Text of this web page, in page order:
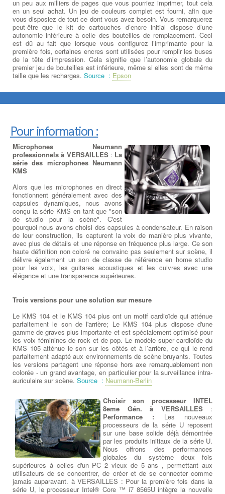
un peu aux milliers de pages que vous pourriez imprimer, tout cela
en un seul achat. Un jeu de couleurs complet est fourni, afin que
vous disposiez de tout ce dont vous avez besoin. Vous remarquerez
peut-être que le kit de cartouches d’encre initial dispose d’une
autonomie inférieure à celle des bouteilles de remplacement. Ceci
est dû au fait que lorsque vous configurez l’imprimante pour la
première fois, certaines encres sont utilisées pour remplir les buses
de la tête d’impression. Cela signifie que l’autonomie globale du
premier jeu de bouteilles est inférieure, même si elles sont de même
taille que les recharges. Source : Epson
Pour information :
Microphones Neumann
professionnels à VERSAILLES: La
série des microphones Neumann
KMS
Alors que les microphones en direct
fonctionnent généralement avec des
capsules dynamiques, nous avons
conçu la série KMS en tant que "son
de studio pour la scène". C'est
pourquoi nous avons choisi des capsules à condensateur. En raison
de leur construction, ils capturent la voix de manière plus vivante,
avec plus de détails et une réponse en fréquence plus large. Ce son
haute définition non coloré ne convainc pas seulement sur scène, il
délivre également un son de classe de référence en home studio
pour les voix, les guitares acoustiques et les cuivres avec une
élégance et une transparence supérieures.
Trois versions pour une solution sur mesure
Le KMS 104 et le KMS 104 plus ont un motif cardioïde qui atténue
parfaitement le son de l'arrière; Le KMS 104 plus dispose d'une
gamme de graves plus importante et est spécialement optimisé pour
les voix féminines de rock et de pop. Le modèle super cardioïde du
KMS 105 atténue le son sur les côtés et à l’arrière, ce qui le rend
parfaitement adapté aux environnements de scène bruyants. Toutes
les versions partagent une réponse hors axe remarquablement non
colorée - un grand avantage, en particulier pour la surveillance intra-
auriculaire sur scène. Source : Neumann-Berlin
Choisir son processeur INTEL
8eme Gén. à VERSAILLES:
Performance : Les nouveaux
processeurs de la série U reposent
sur une base solide déjà démontrée
par les produits initiaux de la série U.
Nous offrons des performances
globales du système deux fois
supérieures à celles d'un PC 2 vieux de 5 ans , permettant aux
utilisateurs de se concentrer, de créer et de se connecter comme
jamais auparavant. à VERSAILLES : Pour la première fois dans la
série U, le processeur Intel® Core ™ i7 8565U intègre la nouvelle